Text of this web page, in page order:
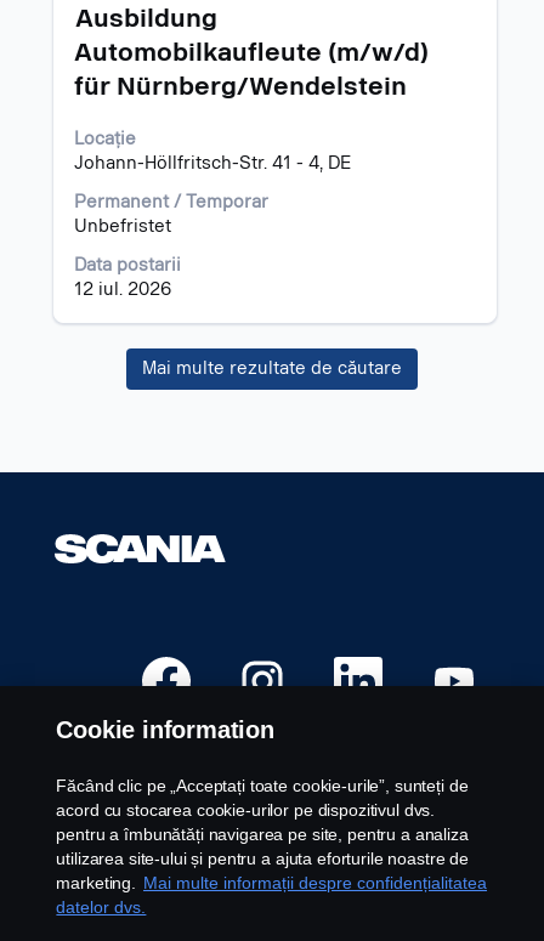
Titlu
Ausbildung
Automobilkaufleute (m/w/d)
für Nürnberg/Wendelstein
Locație
Johann-Höllfritsch-Str. 41 - 4, DE
Permanent / Temporar
Unbefristet
Data postarii
12 iul. 2026
Selectați
tasta
spațiu
a
vizualiza
conținut
al
informațiilor
despre
Mai multe rezultate de căutare
e
d
s
c
d
e
î
n
t
o
e
d
s
c
d
e
î
n
t
r
-
S
d
i
d
e
î
n
t
r
-
d
i
d
e
î
n
t
r
-
Posturi disponibile
Locații carieră
Contactați-ne
Cookie information
Făcând clic pe „Acceptați toate cookie-urile”, sunteți de
acord cu stocarea cookie-urilor pe dispozitivul dvs.
pentru a îmbunătăți navigarea pe site, pentru a analiza
utilizarea site-ului și pentru a ajuta eforturile noastre de
marketing.
Mai multe informații despre confidențialitatea
datelor dvs.